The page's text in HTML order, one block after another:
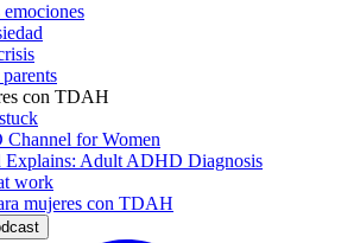
con TDAH
for Women
Explains: Adult ADHD Diagnosis
work
mujeres con TDAH